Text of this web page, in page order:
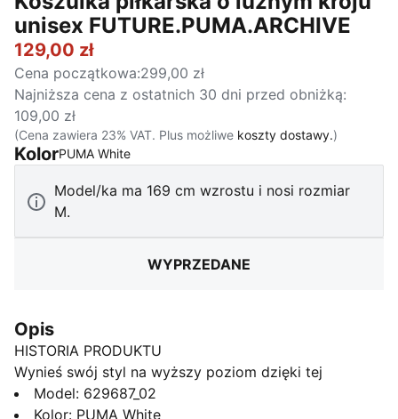
unisex FUTURE.PUMA.ARCHIVE
129,00 zł
Cena początkowa:299,00 zł
Najniższa cena z ostatnich 30 dni przed obniżką:
109,00 zł
(Cena zawiera 23% VAT. Plus możliwe koszty dostawy.)
KolorPUMA White:
Model/ka ma 169 cm wzrostu i nosi rozmiar
M.
WYPRZEDANE
Opis
HISTORIA PRODUKTU
Wynieś swój styl na wyższy poziom dzięki tej
koszulce piłkarskiej PUMA. Elegancki, prążkowany
dekolt w kształcie litery V, wyrazisty motyw Formstrip
Model: 629687_02
Kolor: PUMA White